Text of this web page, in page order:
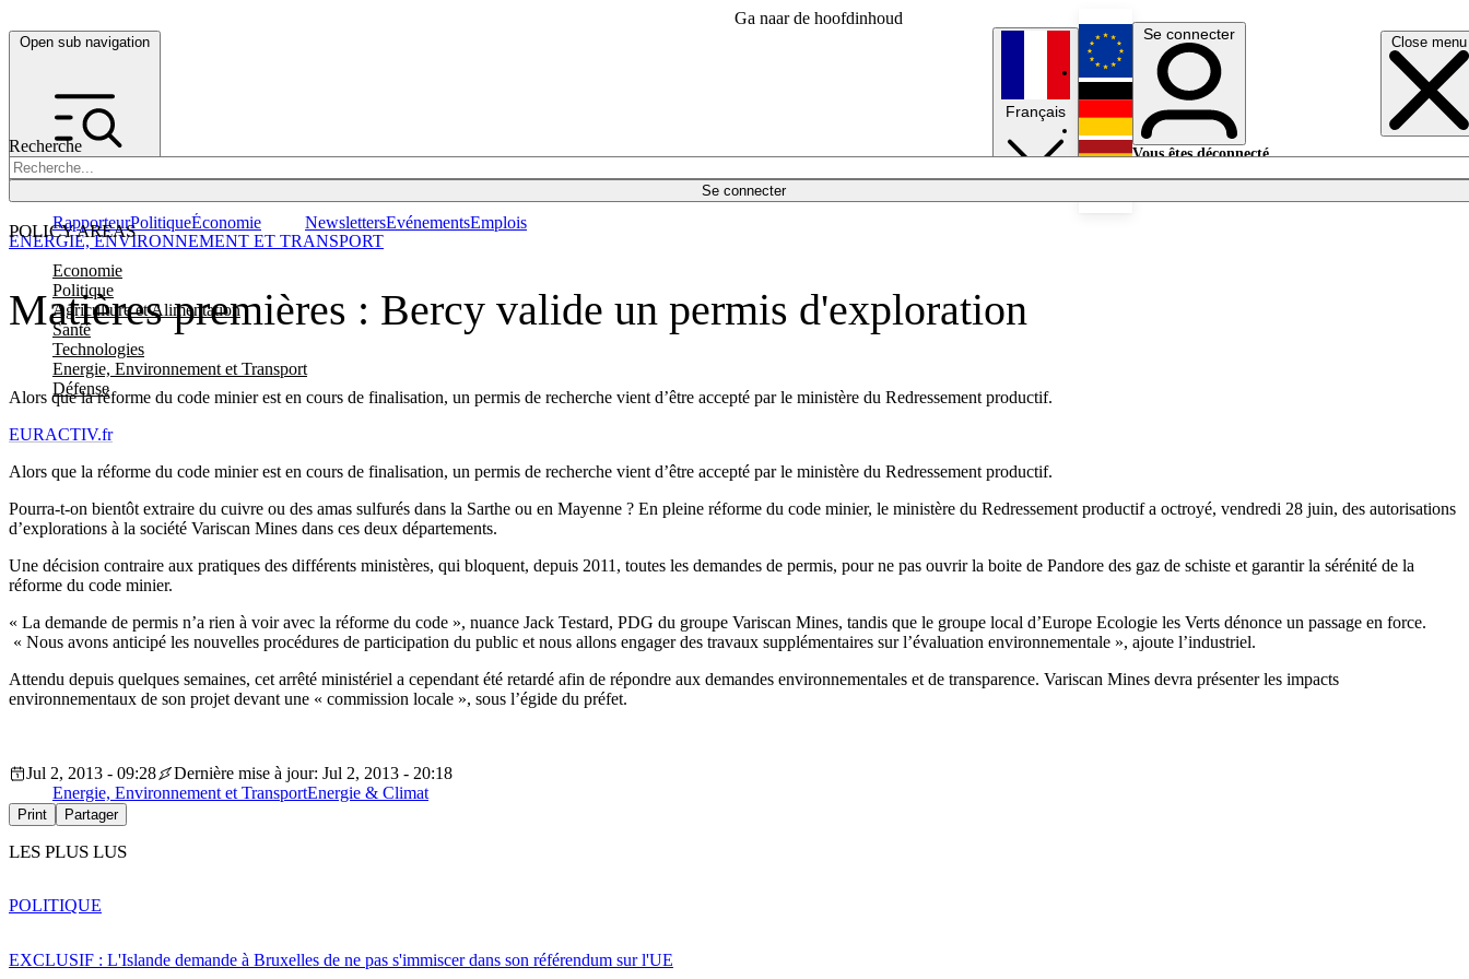
Ga naar de hoofdinhoud
Open sub navigation Close menu
Recherche
Se connecter
POLICY AREAS
Economie
Politique
Agriculture et Alimentation
Santé
Technologies
Energie, Environnement et Transport
Défense
RapporteurPolitiqueÉconomie NewslettersEvénementsEmplois
Français
English
Deutsch
Se connecter
Vous êtes déconnecté.
Matières premières : Bercy valide un permis d'exploration
Alors que la réforme du code minier est en cours de finalisation, un permis de recherche vient d’être accepté par le ministère du Redressement productif.
ENERGIE, ENVIRONNEMENT ET TRANSPORT
EURACTIV.fr
Alors que la réforme du code minier est en cours de finalisation, un permis de recherche vient d’être accepté par le ministère du Redressement productif.
Pourra-t-on bientôt extraire du cuivre ou des amas sulfurés dans la Sarthe ou en Mayenne ? En pleine réforme du code minier, le ministère du Redressement productif a octroyé, vendredi 28 juin, des autorisations
d’explorations à la société Variscan Mines dans ces deux départements.
Une décision contraire aux pratiques des différents ministères, qui bloquent, depuis 2011, toutes les demandes de permis, pour ne pas ouvrir la boite de Pandore des gaz de schiste et garantir la sérénité de la
réforme du code minier.
« La demande de permis n’a rien à voir avec la réforme du code », nuance Jack Testard, PDG du groupe Variscan Mines, tandis que le groupe local d’Europe Ecologie les Verts dénonce un passage en force.
« Nous avons anticipé les nouvelles procédures de participation du public et nous allons engager des travaux supplémentaires sur l’évaluation environnementale », ajoute l’industriel.
Attendu depuis quelques semaines, cet arrêté ministériel a cependant été retardé afin de répondre aux demandes environnementales et de transparence. Variscan Mines devra présenter les impacts
environnementaux de son projet devant une « commission locale », sous l’égide du préfet.
Jul 2, 2013 - 09:28
Dernière mise à jour: Jul 2, 2013 - 20:18
Energie, Environnement et TransportEnergie & Climat
Print Partager
LES PLUS LUS
EXCLUSIF : L'Islande demande à Bruxelles de ne pas s'immiscer dans son référendum sur l'UE
POLITIQUE